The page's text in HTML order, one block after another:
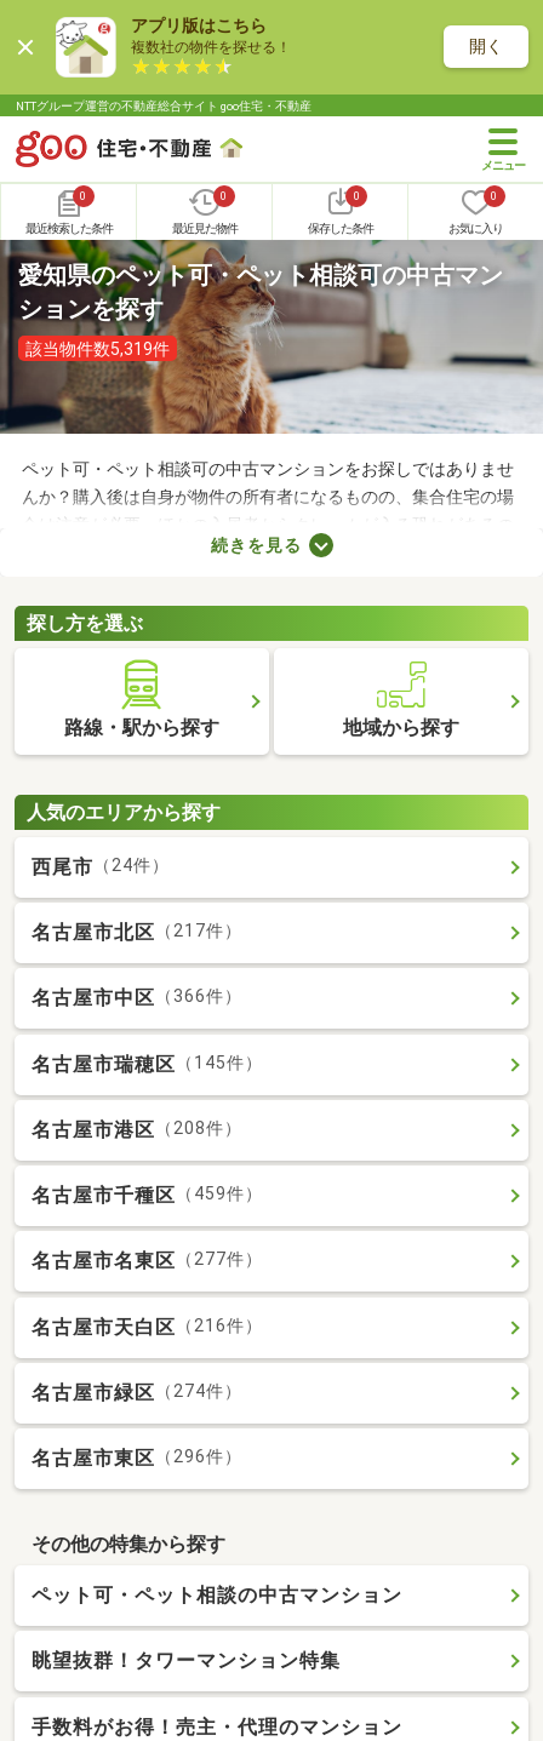
アプリ版はこちら
複数社の物件を探せる！ 開く
NTTグループ運営の不動産総合サイト goo住宅・不動産
0
最近検索した条件
0
最近見た物件
0
保存した条件
0
お気に入り
愛知県のペット可・ペット相談可の中古マン
ションを探す
該当物件数5,319件
ペット可・ペット相談可の中古マンションをお探しではありませ
んか？購入後は自身が物件の所有者になるものの、集合住宅の場
合は注意が必要。ほかの入居者からクレームが入る恐れがあるの
で、大切な家族と引っ越す際は、ペット可の物件を選ぶことが大
するので、ペットと快適に暮らせるお部屋を見つけてください
ね。
続きを見る
探し方を選ぶ
路線・駅から探す 地域から探す
人気のエリアから探す
西尾市 （24件）
名古屋市北区 （217件）
名古屋市中区 （366件）
名古屋市瑞穂区 （145件）
名古屋市港区 （208件）
名古屋市千種区 （459件）
名古屋市名東区 （277件）
名古屋市天白区 （216件）
名古屋市緑区 （274件）
名古屋市東区 （296件）
その他の特集から探す
ペット可・ペット相談の中古マンション
眺望抜群！タワーマンション特集
手数料がお得！売主・代理のマンション